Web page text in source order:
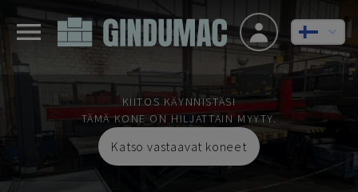
KIITOS KÄYNNISTÄSI
TÄMÄ KONE ON HILJATTAIN MYYTY.
Katso vastaavat koneet